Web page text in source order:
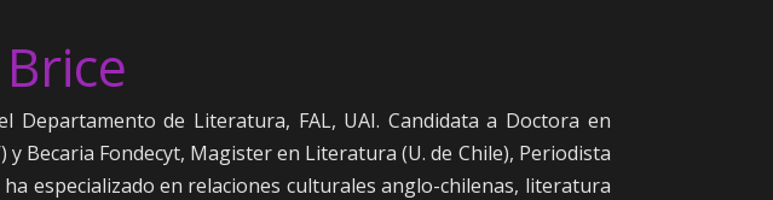
Departamento de Literatura, FAL, UAI. Candidata a Doctora en
Becaria Fondecyt, Magister en Literatura (U. de Chile), Periodista
ha especializado en relaciones culturales anglo-chilenas, literatura